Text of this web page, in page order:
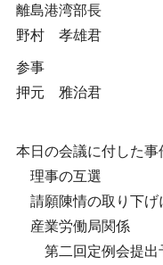
離島港湾部長
野村 孝雄君
参事
押元 雅治君
本日の会議に付した事
理事の互選
請願陳情の取り下げ
産業労働局関係
第二回定例会提出